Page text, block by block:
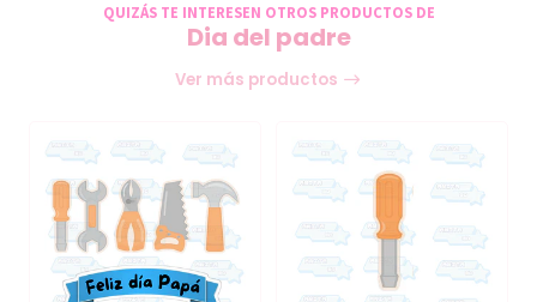
QUIZÁS TE INTERESEN OTROS PRODUCTOS DE
Dia del padre
Ver más productos